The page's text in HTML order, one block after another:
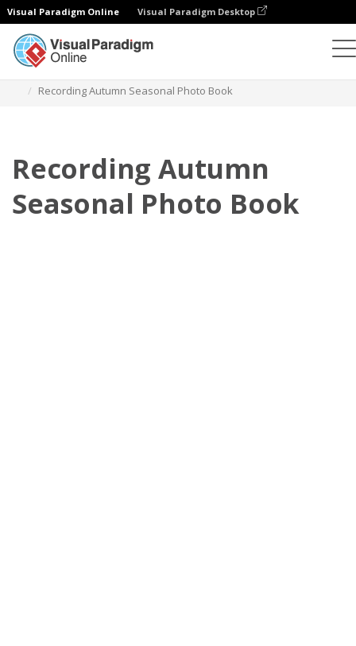
Visual Paradigm Online Visual Paradigm Desktop
Recording Autumn Seasonal Photo Book
Recording Autumn
Seasonal Photo Book